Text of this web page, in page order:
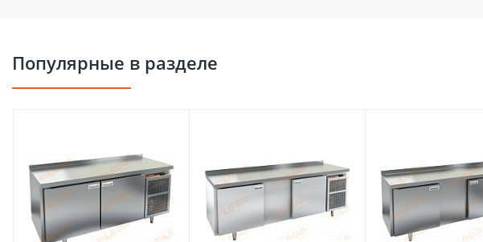
Популярные в разделе